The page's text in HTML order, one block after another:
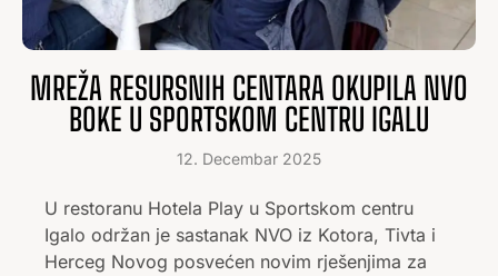
MREŽA RESURSNIH CENTARA OKUPILA NVO
BOKE U SPORTSKOM CENTRU IGALU
12. Decembar 2025
U restoranu Hotela Play u Sportskom centru
Igalo održan je sastanak NVO iz Kotora, Tivta i
Herceg Novog posvećen novim rješenjima za